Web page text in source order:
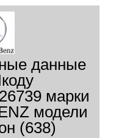
данные
марки
модели
(638)